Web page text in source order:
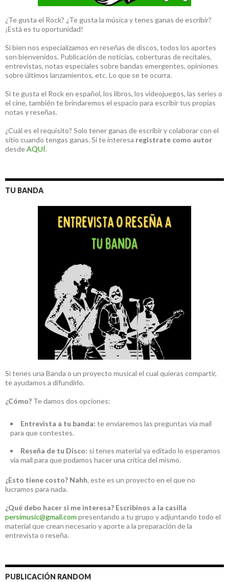
¿Te gusta el Rock? ¿Te gusta la música y tenes ganas de escribir?
¡Está es tu oportunidad!
Si bien nos especializamos en reseñas de discos, todos los aportes
son bienvenidos. Publicación de noticias, coberturas de recitales,
entrevistas, notas especiales sobre bandas emergentes, opiniones
sobre últimos lanzamientos, etc. Lo que se te ocurra.
Si te gusta el Rock en español, los libros, los videojuegos, las series o
el cine, también te brindaremos el espacio para escribir tus propias
notas y reseñas.
¿Cuál es el requisito? Solo tener ganas de escribir y colaborar con el
sitio cuando tengas ganas. Si te interesa registrate como autor
desdeAQUÍ.
TU BANDA
Si tenes una Banda o un proyecto musical el cual quieras compartir,
te ayudamos a difundirlo.
¿Cómo? Te damos dos opciones:
Entrevista a tu banda: te enviaremos las preguntas vía mail
para que contestes.
Reseña de tu Disco: si tenes material ya editado lo esperamos
vía mail para que podamos hacer una crítica del mismo.
¿Esto tiene costo? Nahh, este es un proyecto en el que no
lucramos para nada.
¿Qué debo hacer si me interesa? Escribinos a la casilla
persimusic@gmail.com presentando a tu grupo y adjuntando todo el
material que crean necesario y aporte a la preparación de la
entrevista o reseña.
PUBLICACIÓN RANDOM